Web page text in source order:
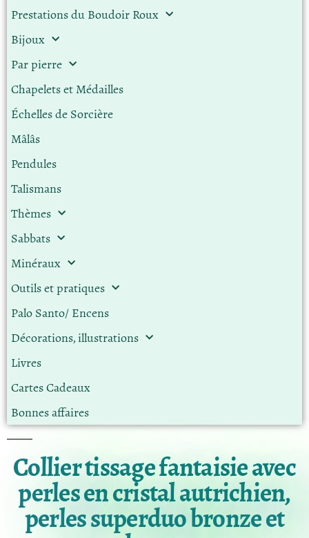
Prestations du Boudoir Roux
Bijoux
Par pierre
Chapelets et Médailles
Échelles de Sorcière
Mâlâs
Pendules
Talismans
Thèmes
Sabbats
Minéraux
Outils et pratiques
Palo Santo/ Encens
Décorations, illustrations
Livres
Cartes Cadeaux
Bonnes affaires
Collier tissage fantaisie avec
perles en cristal autrichien,
perles superduo bronze et